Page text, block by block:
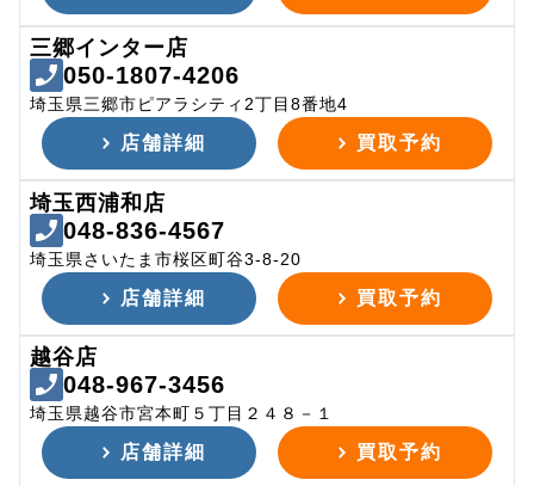
三郷インター店
050-1807-4206
埼玉県三郷市ピアラシティ2丁目8番地4
店舗詳細 買取予約
埼玉西浦和店
048-836-4567
埼玉県さいたま市桜区町谷3-8-20
店舗詳細 買取予約
越谷店
048-967-3456
埼玉県越谷市宮本町５丁目２４８－１
店舗詳細 買取予約